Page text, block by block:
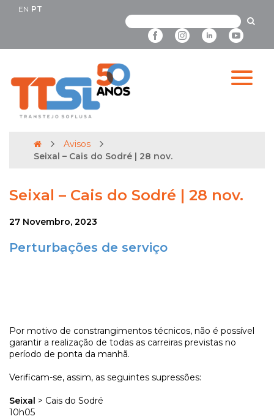
EN PT
Avisos
Seixal – Cais do Sodré | 28 nov.
Seixal – Cais do Sodré | 28 nov.
27 Novembro, 2023
Perturbações de serviço
Por motivo de constrangimentos técnicos, não é possível
garantir a realização de todas as carreiras previstas no
período de ponta da manhã.
Verificam-se, assim, as seguintes supressões:
Seixal > Cais do Sodré
10h05